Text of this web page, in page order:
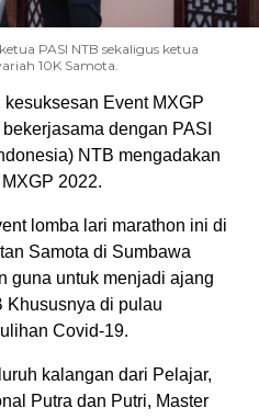
PASI NTB sekaligus ketua
10K Samota.
Event MXGP
dengan PASI
NTB mengadakan
2022.
lomba lari marathon ini di
Samota di Sumbawa
guna untuk menjadi ajang
Khususnya di pulau
Covid-19.
kalangan dari Pelajar,
Putra dan Putri, Master